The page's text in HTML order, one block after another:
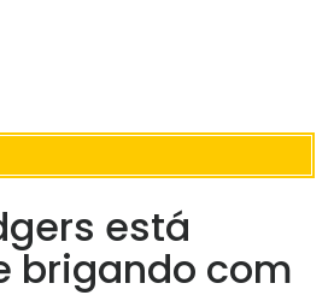
está
brigando com